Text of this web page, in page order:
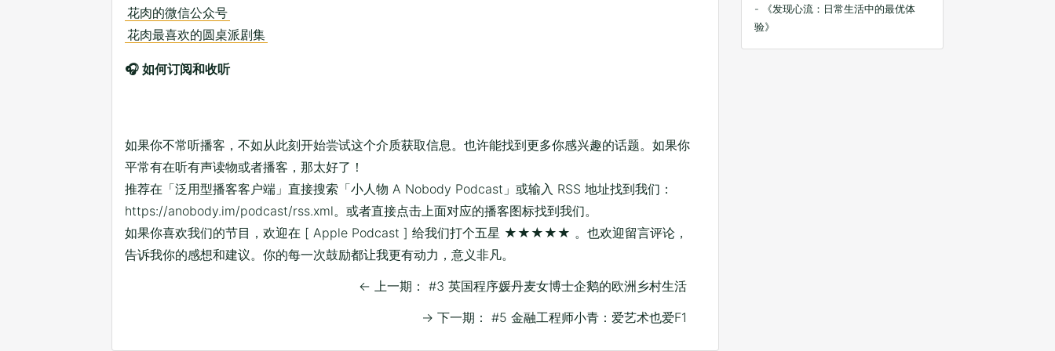
花肉的微信公众号
花肉最喜欢的圆桌派剧集
🎧 如何订阅和收听
如果你不常听播客，不如从此刻开始尝试这个介质获取信息。也许能找到更多你感兴趣的话题。如果你
平常有在听有声读物或者播客，那太好了！
推荐在「泛用型播客客户端」直接搜索「小人物 A Nobody Podcast」或输入 RSS 地址找到我们：
https://anobody.im/podcast/rss.xml。或者直接点击上面对应的播客图标找到我们。
如果你喜欢我们的节目，欢迎在 [ Apple Podcast ] 给我们打个五星 ★★★★★ 。也欢迎留言评论，
告诉我你的感想和建议。你的每一次鼓励都让我更有动力，意义非凡。
← 上一期： #3 英国程序媛丹麦女博士企鹅的欧洲乡村生活
→ 下一期： #5 金融工程师小青：爱艺术也爱F1
- 《发现心流：日常生活中的最优体
验》